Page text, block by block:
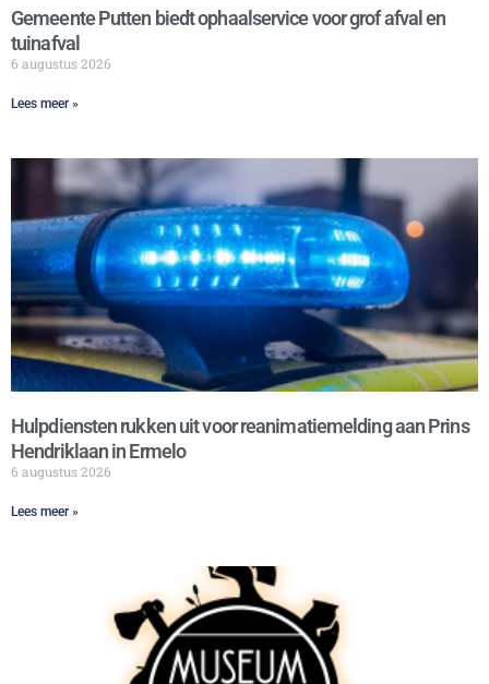
Gemeente Putten biedt ophaalservice voor grof afval en
tuinafval
6 augustus 2026
Lees meer »
Hulpdiensten rukken uit voor reanimatiemelding aan Prins
Hendriklaan in Ermelo
6 augustus 2026
Lees meer »